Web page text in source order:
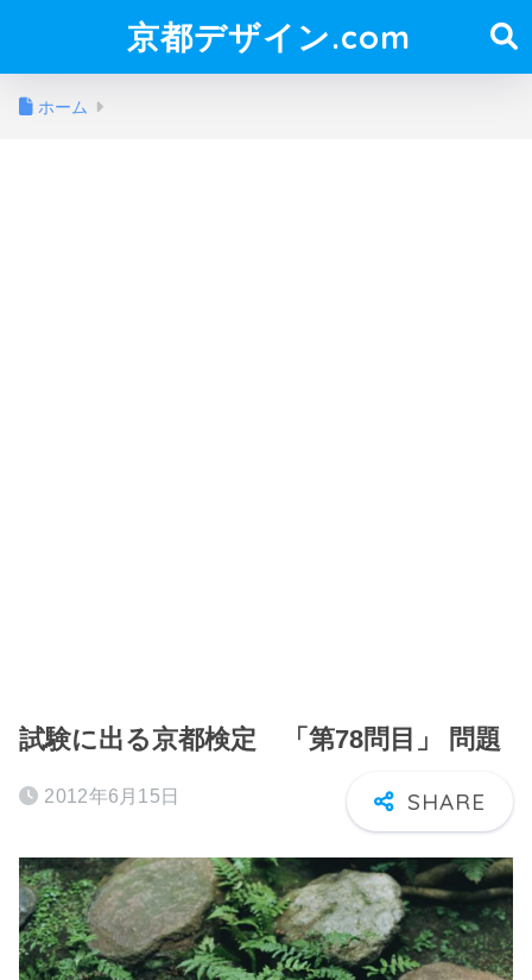
京都デザイン.com
ホーム
試験に出る京都検定 「第78問目」 問題
2012年6月15日